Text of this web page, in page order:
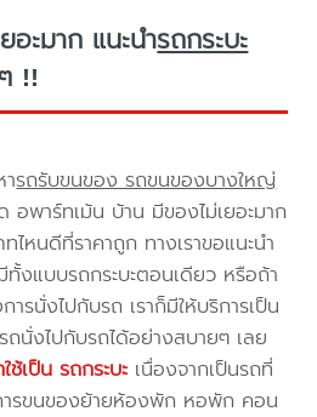
อะมาก แนะนำรถกระบะ
!!
รถรับขนของ รถขนของบางใหญ่
พาร์ทเม้น บ้าน มีของไม่เยอะมาก
ทไหนดีที่ราคาถูก ทางเราขอแนะนำ
ทั้งแบบรถกระบะตอนเดียว หรือถ้า
รนั่งไปกับรถ เราก็มีให้บริการเป็น
ถนั่งไปกับรถได้อย่างสบายๆ เลย
ช้เป็น รถกระบะ เนื่องจากเป็นรถที่
ารขนของย้ายห้องพัก หอพัก คอน